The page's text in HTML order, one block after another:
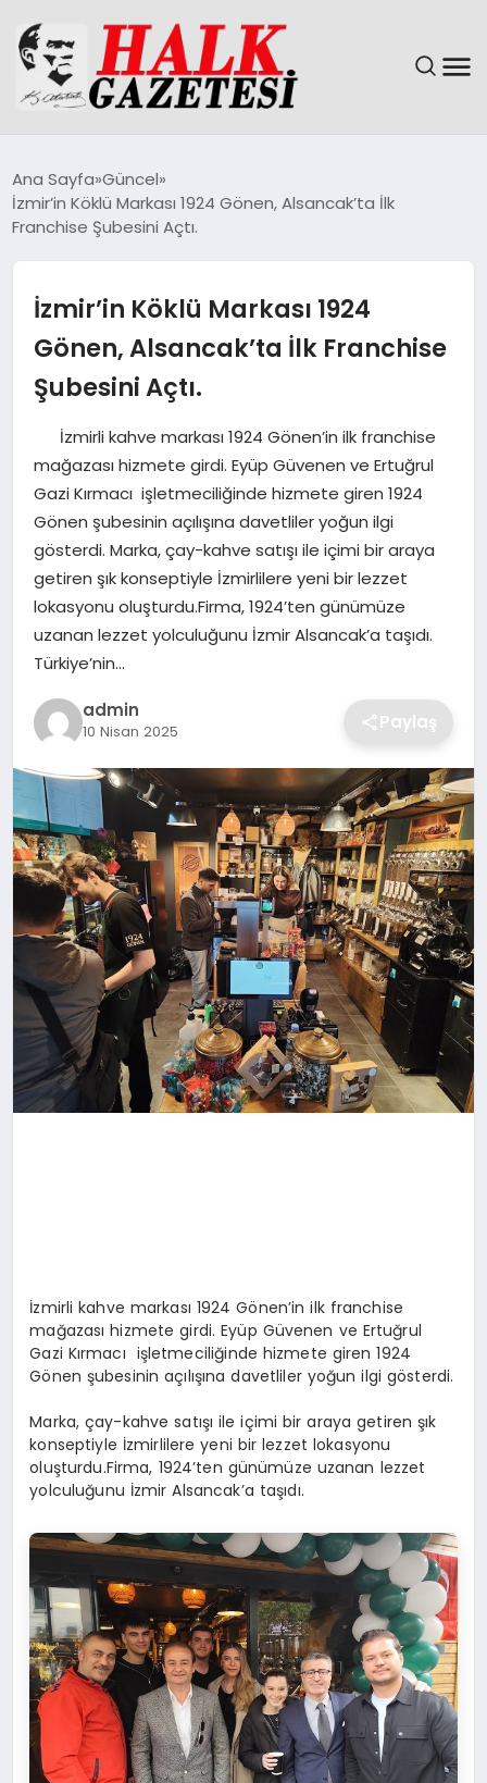
DÜNYA
MAGAZIN
SAĞLIK
SIYASET
SPOR
TEKNOLOJI
YAŞAM
Ana Sayfa Güncel
İzmir’in Köklü Markası 1924 Gönen, Alsancak’ta İlk
Franchise Şubesini Açtı.
İzmir’in Köklü Markası 1924
Gönen, Alsancak’ta İlk Franchise
Şubesini Açtı.
İzmirli kahve markası 1924 Gönen’in ilk franchise
mağazası hizmete girdi. Eyüp Güvenen ve Ertuğrul
Gazi Kırmacı işletmeciliğinde hizmete giren 1924
Gönen şubesinin açılışına davetliler yoğun ilgi
gösterdi. Marka, çay-kahve satışı ile içimi bir araya
getiren şık konseptiyle İzmirlilere yeni bir lezzet
lokasyonu oluşturdu.Firma, 1924’ten günümüze
uzanan lezzet yolculuğunu İzmir Alsancak’a taşıdı.
Türkiye’nin…
admin
10 Nisan 2025 Paylaş
İzmirli kahve markası 1924 Gönen’in ilk franchise
mağazası hizmete girdi. Eyüp Güvenen ve Ertuğrul
Gazi Kırmacı işletmeciliğinde hizmete giren 1924
Gönen şubesinin açılışına davetliler yoğun ilgi gösterdi.
Marka, çay-kahve satışı ile içimi bir araya getiren şık
konseptiyle İzmirlilere yeni bir lezzet lokasyonu
oluşturdu.Firma, 1924’ten günümüze uzanan lezzet
yolculuğunu İzmir Alsancak’a taşıdı.